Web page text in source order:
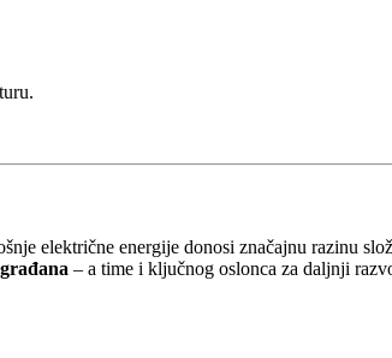
električne energije donosi značajnu razinu
– a time i ključnog oslonca za daljnji